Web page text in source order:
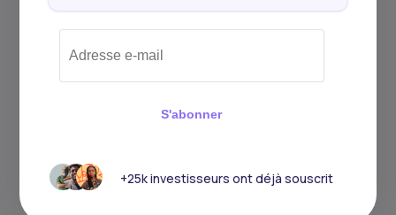
South Africa
les articles ci-dessus sont généralisées et peuvent ne
pas convenir à tous les investisseurs. Les informations
contenues dans cet article ne doivent pas être
S'abonner
+25k investisseurs ont déjà souscrit